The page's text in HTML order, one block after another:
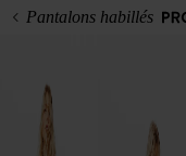
Pantalons habillés